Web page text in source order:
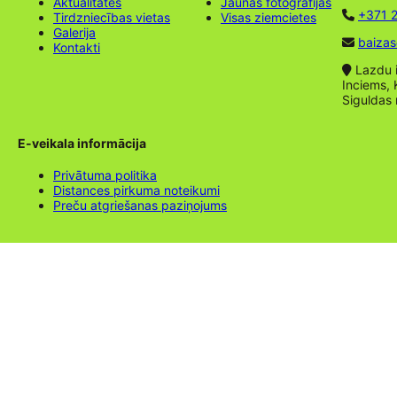
Tirdzniecības vietas
Galerija
Kontakti
Visas ziemcietes
+371
Lazdu
Inciems,
Siguldas
E-veikala informācija
Privātuma politika
Distances pirkuma noteikumi
Preču atgriešanas paziņojums